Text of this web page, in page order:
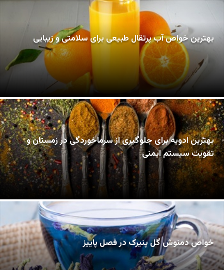
بهترین خواص آب پرتقال طبیعی برای سلامتی و زیبایی
بهترین ادویه برای جلوگیری از سرماخوردگی در زمستان و
تقویت سیستم ایمنی
خواص دمنوش گل پنیرک در فصل پاییز